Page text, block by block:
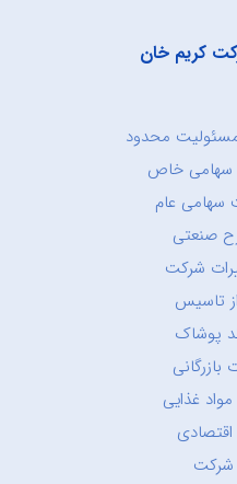
کریم خان
محدود
خاص
عام
صنعتی
شرکت
تاسیس
پوشاک
بازرگانی
غذایی